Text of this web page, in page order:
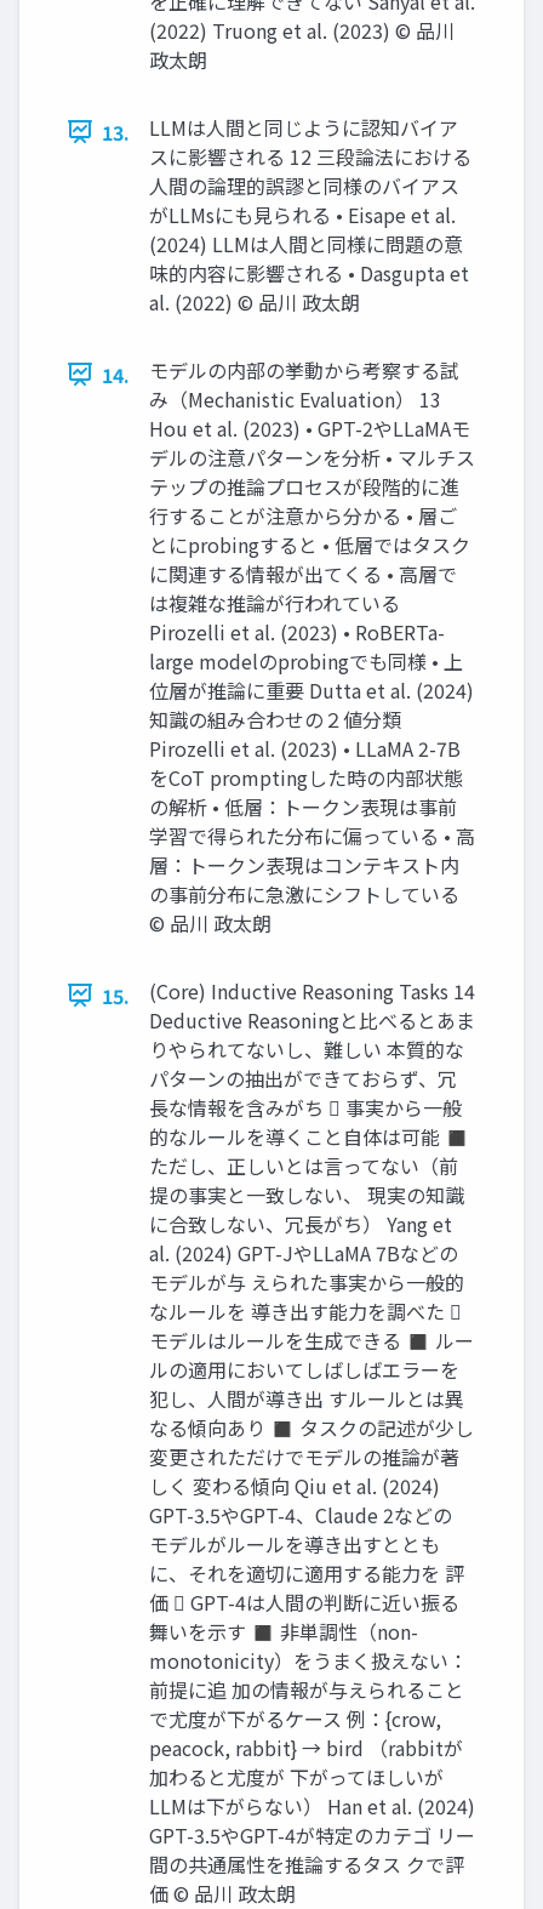
(2022) Truong et al. (2023) © 品川
政太朗
13.
LLMは人間と同じように認知バイア
スに影響される 12 三段論法における
人間の論理的誤謬と同様のバイアス
がLLMsにも見られる • Eisape et al.
(2024) LLMは人間と同様に問題の意
味的内容に影響される • Dasgupta et
al. (2022) © 品川 政太朗
14.
モデルの内部の挙動から考察する試
み（Mechanistic Evaluation） 13
Hou et al. (2023) • GPT-2やLLaMAモ
デルの注意パターンを分析 • マルチス
テップの推論プロセスが段階的に進
行することが注意から分かる • 層ご
とにprobingすると • 低層ではタスク
に関連する情報が出てくる • 高層で
は複雑な推論が行われている
Pirozelli et al. (2023) • RoBERTa-
large modelのprobingでも同様 • 上
位層が推論に重要 Dutta et al. (2024)
知識の組み合わせの２値分類
Pirozelli et al. (2023) • LLaMA 2-7B
をCoT promptingした時の内部状態
の解析 • 低層：トークン表現は事前
学習で得られた分布に偏っている • 高
層：トークン表現はコンテキスト内
の事前分布に急激にシフトしている
© 品川 政太朗
15.
(Core) Inductive Reasoning Tasks 14
Deductive Reasoningと比べるとあま
りやられてないし、難しい 本質的な
パターンの抽出ができておらず、冗
長な情報を含みがち  事実から一般
的なルールを導くこと自体は可能 ◼
ただし、正しいとは言ってない（前
提の事実と一致しない、 現実の知識
に合致しない、冗長がち） Yang et
al. (2024) GPT-JやLLaMA 7Bなどの
モデルが与 えられた事実から一般的
なルールを 導き出す能力を調べた 
モデルはルールを生成できる ◼ ルー
ルの適用においてしばしばエラーを
犯し、人間が導き出 すルールとは異
なる傾向あり ◼ タスクの記述が少し
変更されただけでモデルの推論が著
しく 変わる傾向 Qiu et al. (2024)
GPT-3.5やGPT-4、Claude 2などの
モデルがルールを導き出すととも
に、それを適切に適用する能力を 評
価  GPT-4は人間の判断に近い振る
舞いを示す ◼ 非単調性（non-
monotonicity）をうまく扱えない：
前提に追 加の情報が与えられること
で尤度が下がるケース 例：{crow,
peacock, rabbit} → bird （rabbitが
加わると尤度が 下がってほしいが
LLMは下がらない） Han et al. (2024)
GPT-3.5やGPT-4が特定のカテゴ リー
間の共通属性を推論するタス クで評
価 © 品川 政太朗